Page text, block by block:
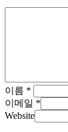
이름 *
이메일 *
Website